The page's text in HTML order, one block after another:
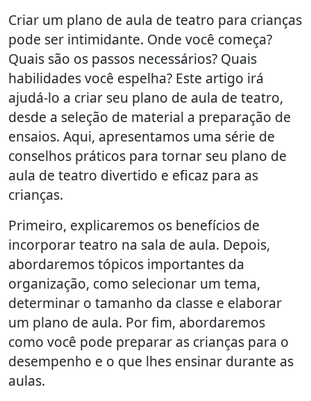
Criar um plano de aula de teatro para crianças
pode ser intimidante. Onde você começa?
Quais são os passos necessários? Quais
habilidades você espelha? Este artigo irá
ajudá-lo a criar seu plano de aula de teatro,
desde a seleção de material a preparação de
ensaios. Aqui, apresentamos uma série de
conselhos práticos para tornar seu plano de
aula de teatro divertido e eficaz para as
crianças.
Primeiro, explicaremos os benefícios de
incorporar teatro na sala de aula. Depois,
abordaremos tópicos importantes da
organização, como selecionar um tema,
determinar o tamanho da classe e elaborar
um plano de aula. Por fim, abordaremos
como você pode preparar as crianças para o
desempenho e o que lhes ensinar durante as
aulas.